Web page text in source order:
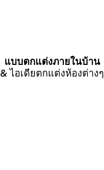
แบบตกแต่งภายในบ้าน
& ไอเดียตกแต่งห้องต่างๆ